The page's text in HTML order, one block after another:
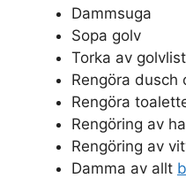
Dammsuga
Sopa golv
Torka av
Rengöra dusch
Rengöra
Rengöring av
Rengöring av
Damma av allt